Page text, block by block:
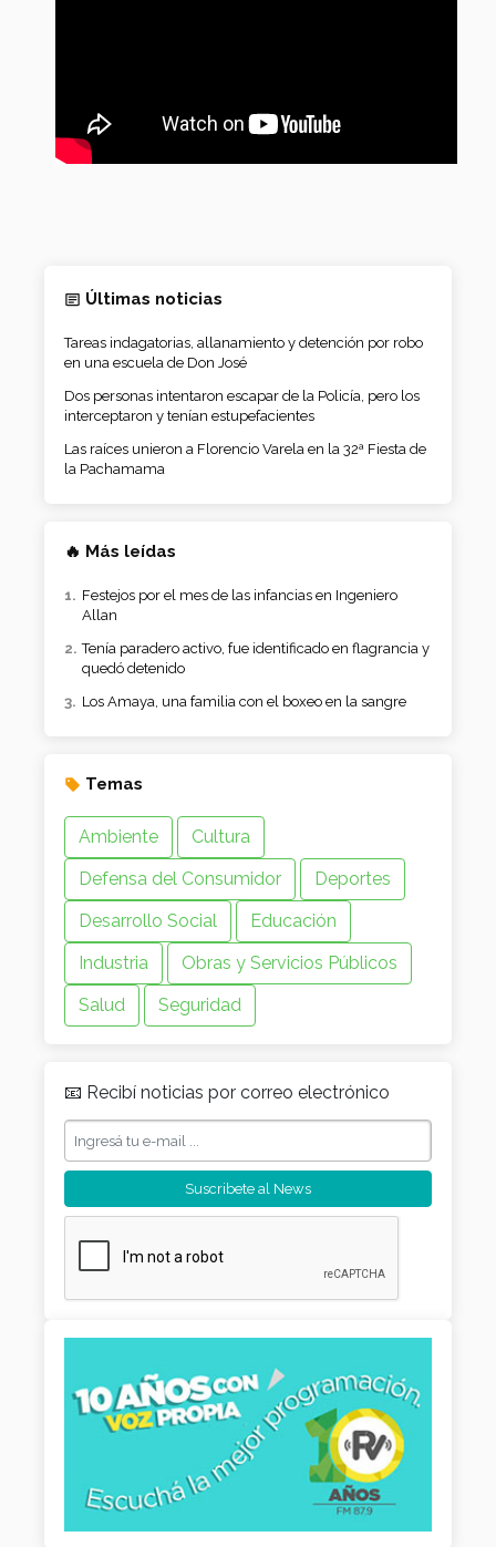
Tareas indagatorias, allanamiento y detención por robo
en una escuela de Don José
Dos personas intentaron escapar de la Policía, pero los
la Pachamama
Festejos por el mes de las infancias en Ingeniero
Allan
Los Amaya, una familia con el boxeo en la sangre
Temas
Ambiente
Cultura
Defensa del Consumidor
Deportes
Desarrollo Social
Salud
Seguridad
📧 Recibí noticias por correo electrónico